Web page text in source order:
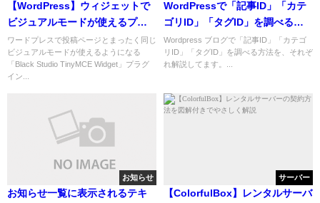
【WordPress】ウィジェットで
ビジュアルモードが使えるプラ
グイン：Black Studio TinyMCE
Widget
ワードプレスで投稿ページとまったく同じ
ビジュアルモードが使えるようになる
「Black Studio TinyMCE Widget」プラグ
イン...
WordPressで「記事ID」「カテ
ゴリID」「タグID」を調べる方
法
Wordpress ブログで「記事ID」「カテゴ
リID」「タグID」を調べる方法を、それぞ
れ解説してます。...
お知らせ
お知らせ一覧に表示されるテキ
サーバー
【ColorfulBox】レンタルサーバ